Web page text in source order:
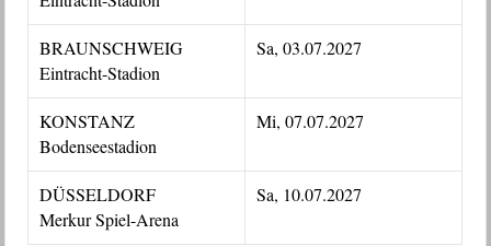
BRAUNSCHWEIG
Eintracht-Stadion
Sa, 03.07.2027
KONSTANZ
Bodenseestadion
Mi, 07.07.2027
DÜSSELDORF
Merkur Spiel-Arena
Sa, 10.07.2027